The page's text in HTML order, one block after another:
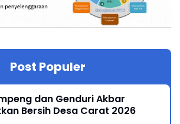
Post Populer
dan Genduri Akbar
Bersih Desa Carat 2026